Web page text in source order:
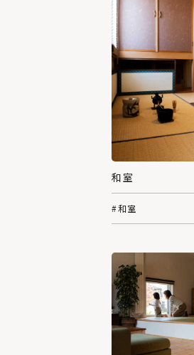
和室
#和室